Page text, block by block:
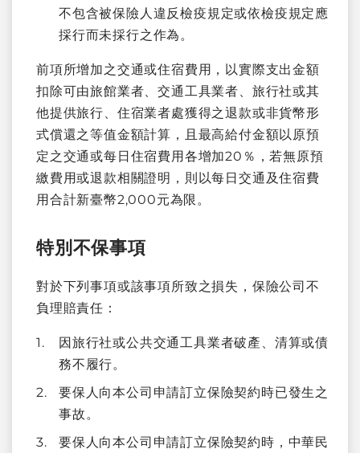
不包含被保險人違反檢疫規定或依檢疫規定應
採行而未採行之作為。
前項所增加之交通或住宿費用，以實際支出金額
扣除可由旅館業者、交通工具業者、旅行社或其
他提供旅行、住宿業者處獲得之退款或非貨幣形
式償還之等值金額計算，且最高給付金額以原預
定之交通或每日住宿費用各增加20％，若無原預
繳費用或退款相關證明，則以每日交通及住宿費
用合計新臺幣2,000元為限。
特別不保事項
對於下列事項或該事項所致之損失，保險公司不
負理賠責任：
因旅行社或公共交通工具業者破產、清算或債
務不履行。
要保人向本公司申請訂立保險契約時已發生之
事故。
要保人向本公司申請訂立保險契約時，中華民